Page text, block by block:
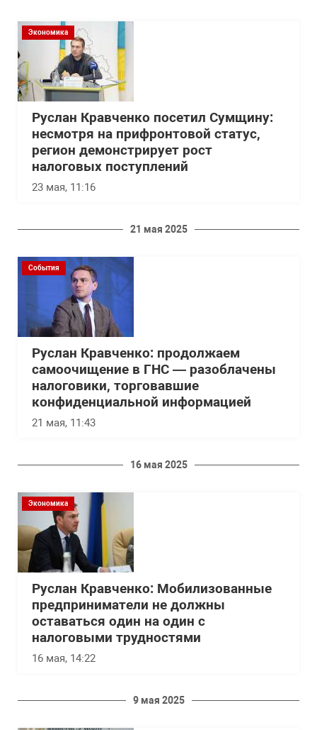
Экономика
Руслан Кравченко посетил Сумщину:
несмотря на прифронтовой статус,
регион демонстрирует рост
налоговых поступлений
23 мая, 11:16
21 мая 2025
События
Руслан Кравченко: продолжаем
самоочищение в ГНС — разоблачены
налоговики, торговавшие
конфиденциальной информацией
21 мая, 11:43
16 мая 2025
Экономика
Руслан Кравченко: Мобилизованные
предприниматели не должны
оставаться один на один с
налоговыми трудностями
16 мая, 14:22
9 мая 2025